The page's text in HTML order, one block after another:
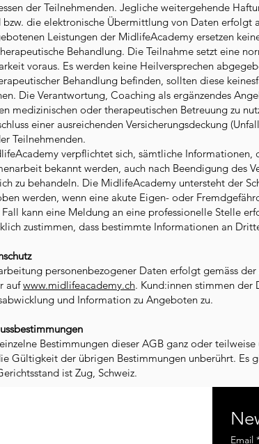
der Teilnehmenden. Jegliche weitergehende
bzw. die elektronische Übermittlung von Daten erfolgt
Leistungen der MidlifeAcademy ersetzen
Behandlung. Die Teilnahme setzt eine
voraus. Es werden keine Heilversprechen
Behandlung befinden, sollten diese
Die Verantwortung, Coaching als ergänzendes
medizinischen oder therapeutischen Betreuung zu
einer ausreichenden Versicherungsdeckung
Teilnehmenden.
verpflichtet sich, sämtliche Informationen,
bekannt werden, auch nach Beendigung des
zu behandeln. Die MidlifeAcademy untersteht der
werden, wenn eine akute Eigen- oder
kann eine Meldung an eine professionelle Stelle
zustimmen, dass bestimmte Informationen an
personenbezogener Daten erfolgt gemäss
aufwww.midlifeacademy.ch. Kund:innen stimmen der
und Information zu Angeboten zu.
Bestimmungen dieser AGB ganz oder
Gültigkeit der übrigen Bestimmungen unberührt. Es
ist Zug, Schweiz.
Email